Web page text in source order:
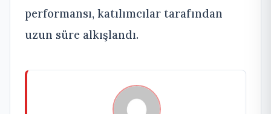
performansı, katılımcılar tarafından
uzun süre alkışlandı.